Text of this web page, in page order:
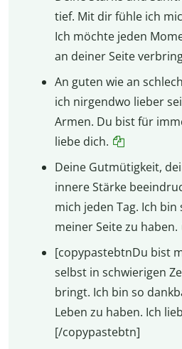
tief. Mit dir fühle ich
Ich möchte jeden
an deiner Seite
An guten wie an
ich nirgendwo lieber
Armen. Du bist für
liebe dich.
Deine Gutmütigkeit,
innere Stärke
mich jeden Tag. Ich
meiner Seite zu haben.
[copypastebtnDu bist
selbst in schwierigen
bringt. Ich bin so
Leben zu haben. Ich
[/copypastebtn]